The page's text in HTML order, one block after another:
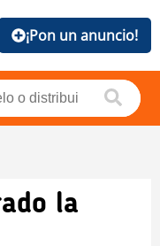
¡Pon un anuncio!
la